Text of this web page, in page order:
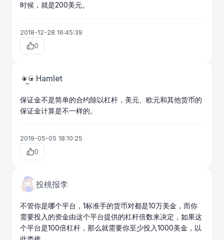
时候，就是200美元。
2018-12-28 16:45:39
0
Hamlet
保证金不是简单的合约除以杠杆，美元、欧元和其他货币的
保证金计算是不一样的。
2019-05-05 18:10:25
0
投桃报李
不管你是哪个平台，1标准手的货币对都是10万美金，而你
需要投入的资金由这个平台提供的杠杆倍数来决定，如果这
个平台是100倍杠杆，那么就需要你至少投入1000美金，以